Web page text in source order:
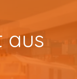
aus